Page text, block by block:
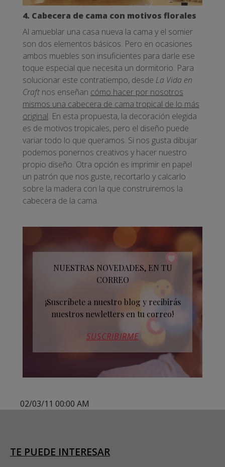
4. Cabecera de cama con motivos florales
Al amueblar una casa nueva la cama y el somier
son dos elementos básicos. Pero en ocasiones
ambos muebles son insuficientes para darle ese
toque especial que necesita un dormitorio. Para
solucionar este contratiempo, desde La Vida en
Craftnos enseñan cómo hacer por nosotros
mismos una cabecera de cama tropical de lo más
original. En esta propuesta, la decoración elegida
es de motivos tropicales, pero el diseño puede
variar todo lo que queramos. Si nos gusta dibujar
podemos ponernos creativos y hacer nuestro
propio diseño. Otra opción es imprimir en papel
un patrón que nos guste, recortarlo y calcarlo
sobre la madera con la que construiremos la
cabecera de la cama.
NUESTRAS NOVEDADES, EN TU
CORREO
¡Suscríbete a nuestro blog y recibirás
nuestros newletters en tu correo!
SUSCRIBIRME
02/03/11 00:00 AM
TE PUEDE INTERESAR